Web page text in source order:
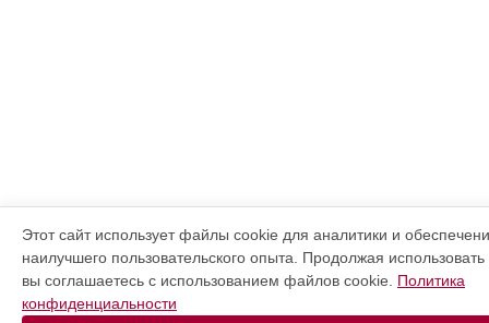
Этот сайт использует файлы cookie для аналитики и
наилучшего пользовательского опыта. Продолжая использовать
вы соглашаетесь с использованием файлов cookie. Политика
конфиденциальности